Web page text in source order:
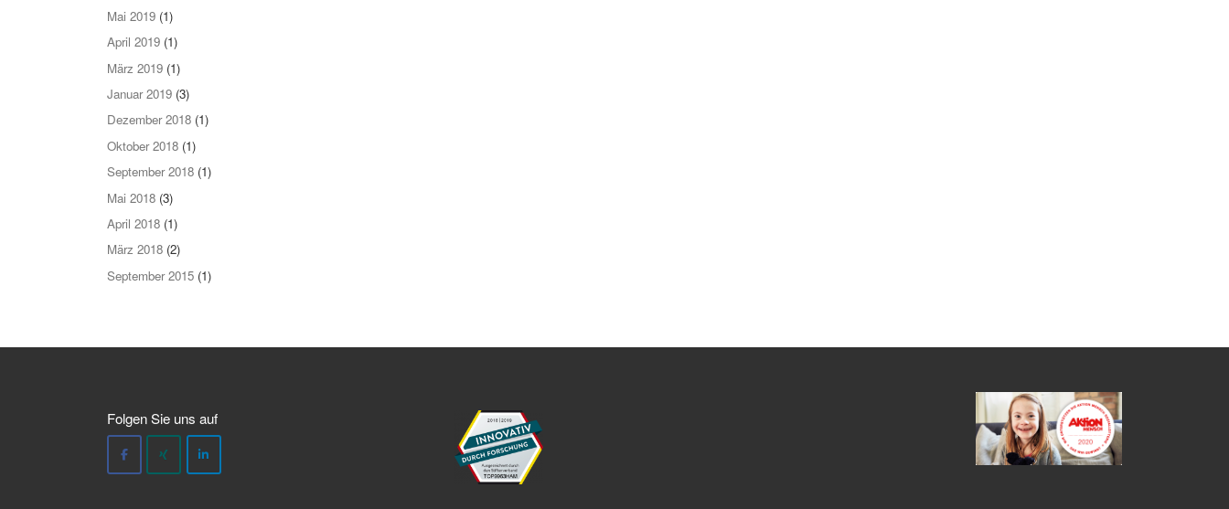
Mai 2019 (1)
April 2019 (1)
März 2019 (1)
Januar 2019 (3)
Dezember 2018 (1)
Oktober 2018 (1)
September 2018 (1)
Mai 2018 (3)
April 2018 (1)
März 2018 (2)
September 2015 (1)
Folgen Sie uns auf